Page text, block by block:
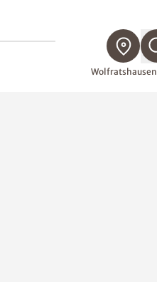
Wolfratshausen